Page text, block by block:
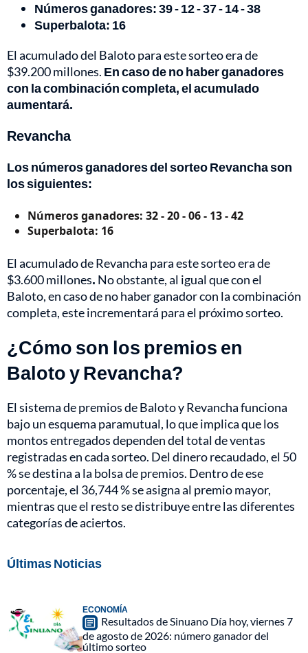
Números ganadores: 39 - 12 - 37 - 14 - 38
Superbalota: 16
El acumulado del Baloto para este sorteo era de
$39.200 millones. En caso de nohaber ganadores
con la combinación completa, el acumulado
aumentará.
Revancha
Los números ganadores del sorteo Revancha son
los siguientes:
Números ganadores: 32 - 20 - 06 - 13 - 42
Superbalota: 16
El acumulado de Revancha para este sorteo era de
$3.600 millones. No obstante, al igual que con el
Baloto, en caso de no haber ganador con la combinación
completa, este incrementará para el próximo sorteo.
¿Cómo son los premios en
Baloto y Revancha?
El sistema de premios de Baloto y Revancha funciona
bajo un esquema paramutual, lo que implica que los
montos entregados dependen del total de ventas
registradas en cada sorteo. Del dinero recaudado, el 50
% se destina a la bolsa de premios. Dentro de ese
porcentaje, el 36,744 % se asigna al premio mayor,
mientras que el resto se distribuye entre las diferentes
categorías de aciertos.
Últimas Noticias
ECONOMÍA
Resultados de Sinuano Día hoy, viernes 7
de agosto de 2026: número ganador del
último sorteo